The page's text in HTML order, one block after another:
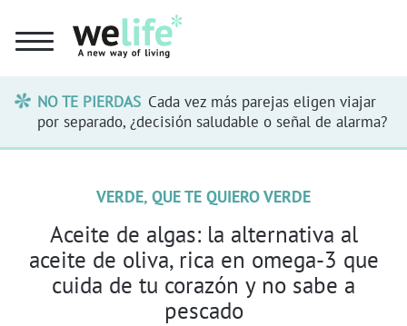
NO TE PIERDAS Cada vez más parejas eligen viajar
por separado, ¿decisión saludable o señal de alarma?
VERDE, QUE TE QUIERO VERDE
Aceite de algas: la alternativa al
aceite de oliva, rica en omega-3 que
cuida de tu corazón y no sabe a
pescado